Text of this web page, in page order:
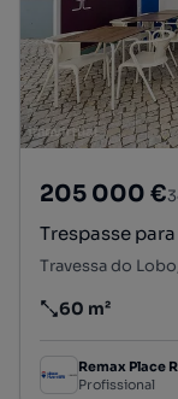
205 000 €
Travessa do
Preço por
60 m²
Remax Place
Profissional